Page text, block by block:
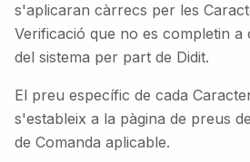
s'aplicaran càrrecs per les
Verificació que no es completin a
del sistema per part de Didit.
El preu específic de cada
s'estableix a la pàgina de preus
de Comanda aplicable.